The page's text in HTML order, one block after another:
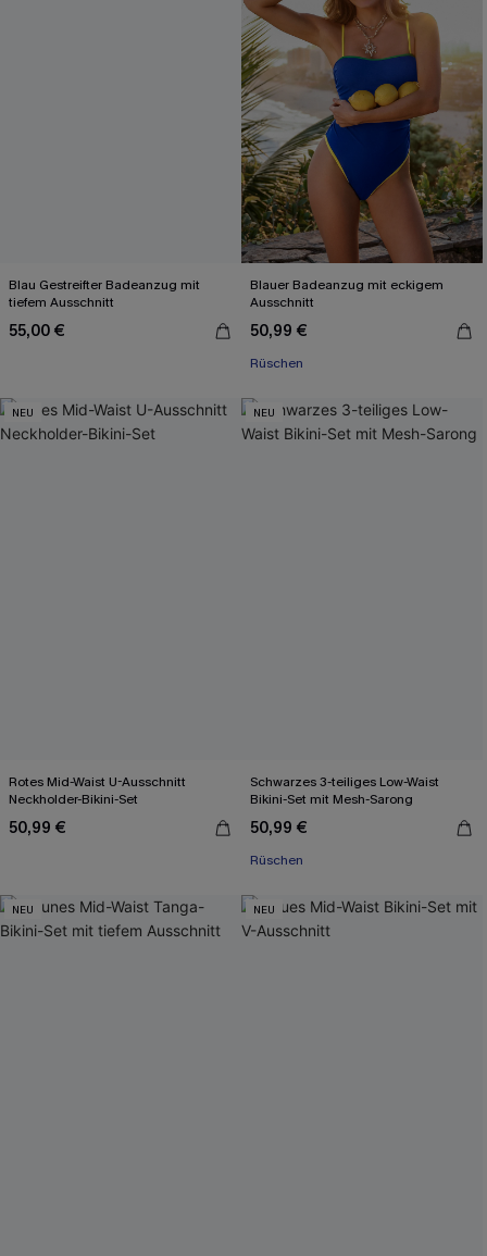
Blau Gestreifter Badeanzug mit
tiefem Ausschnitt
55,00 €
Blauer Badeanzug mit eckigem
Ausschnitt
50,99 €
Rüschen
NEU
Rotes Mid-Waist U-Ausschnitt
Neckholder-Bikini-Set
50,99 €
NEU
Schwarzes 3-teiliges Low-Waist
Bikini-Set mit Mesh-Sarong
50,99 €
Rüschen
NEU NEU